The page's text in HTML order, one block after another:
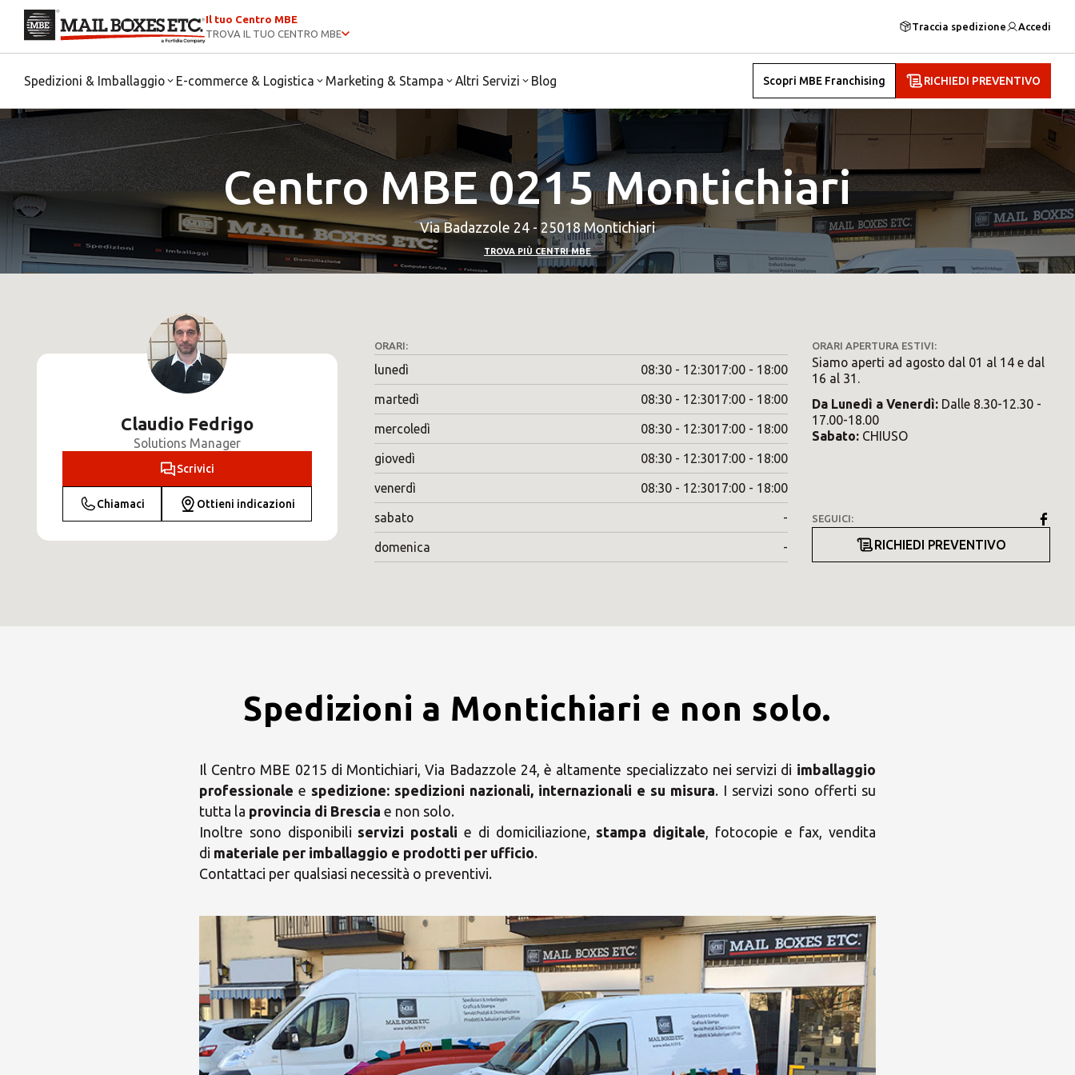
Il tuo Centro MBE
TROVA IL TUO CENTRO MBE
Traccia spedizione Accedi
Spedizioni & Imballaggio E-commerce & Logistica Marketing & Stampa Altri Servizi Blog Scopri MBE Franchising RICHIEDI PREVENTIVO
Centro MBE 0215 Montichiari
Via Badazzole 24 - 25018 Montichiari
TROVA PIÙ CENTRI MBE
Claudio Fedrigo
Solutions Manager
Scrivici
Chiamaci Ottieni indicazioni
ORARI:
lunedì 08:30 - 12:3017:00 - 18:00
martedì 08:30 - 12:3017:00 - 18:00
mercoledì 08:30 - 12:3017:00 - 18:00
giovedì 08:30 - 12:3017:00 - 18:00
venerdì 08:30 - 12:3017:00 - 18:00
sabato -
domenica -
ORARI APERTURA ESTIVI:
Siamo aperti ad agosto dal 01 al 14 e dal
16 al 31.
Da Lunedì aVenerdì: Dalle 8.30-12.30 -
17.00-18.00
Sabato: CHIUSO
SEGUICI:
RICHIEDI PREVENTIVO
Spedizioni a Montichiari e non solo.
Il Centro MBE 0215 di Montichiari, Via Badazzole 24, è altamente specializzato nei servizi di imballaggio
professionale e spedizione: spedizioni nazionali, internazionali e su misura. I servizi sono offerti su
tutta la provincia di Brescia e non solo.
Inoltre sono disponibili servizi postali e di domiciliazione, stampa digitale, fotocopie e fax, vendita
di materiale per imballaggio e prodotti per ufficio.
Contattaci per qualsiasi necessità o preventivi.